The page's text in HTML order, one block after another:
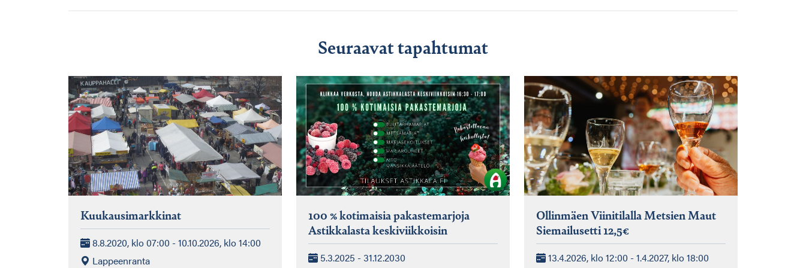
Seuraavat tapahtumat
Kuukausimarkkinat
8.8.2020, klo 07:00 - 10.10.2026, klo 14:00
Lappeenranta
100 % kotimaisia pakastemarjoja
Astikkalasta keskiviikkoisin
5.3.2025 - 31.12.2030
Ollinmäen Viinitilalla Metsien Maut
Siemailusetti 12,5€
13.4.2026, klo 12:00 - 1.4.2027, klo 18:00